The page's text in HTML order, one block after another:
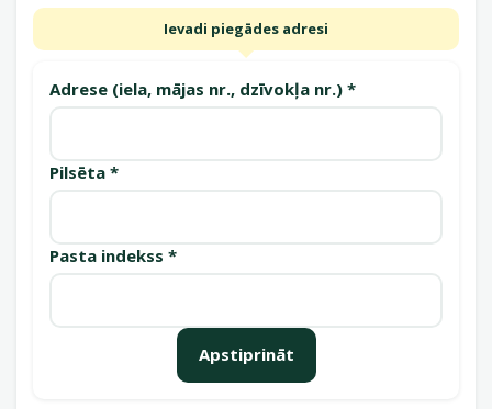
Ievadi piegādes adresi
Adrese (iela, mājas nr., dzīvokļa nr.) *
Pilsēta *
Pasta indekss *
Apstiprināt